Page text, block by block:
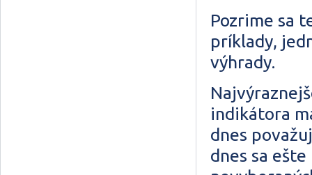
Pozrime sa
príklady,
výhrady.
indikátora
dnes
dnes sa